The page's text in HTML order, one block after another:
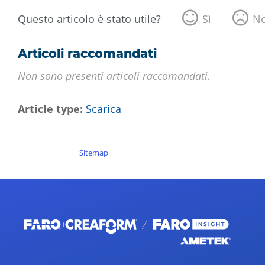
Questo articolo è stato utile? Sì
Articoli raccomandati
Non sono presenti articoli raccomandati.
Article type Scarica
Sitemap